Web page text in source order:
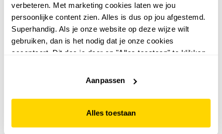
verbeteren. Met marketing cookies laten we jou
persoonlijke content zien. Alles is dus op jou afgestemd.
Superhandig. Als je onze website op deze wijze wilt
gebruiken, dan is het nodig dat je onze cookies
accepteert. Dit doe je door op "Alles toestaan" te klikken.
website niet optimaal functioneert.
Aanpassen
Alles toestaan